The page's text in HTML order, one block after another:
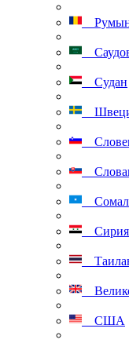
Судан
Сирия
США